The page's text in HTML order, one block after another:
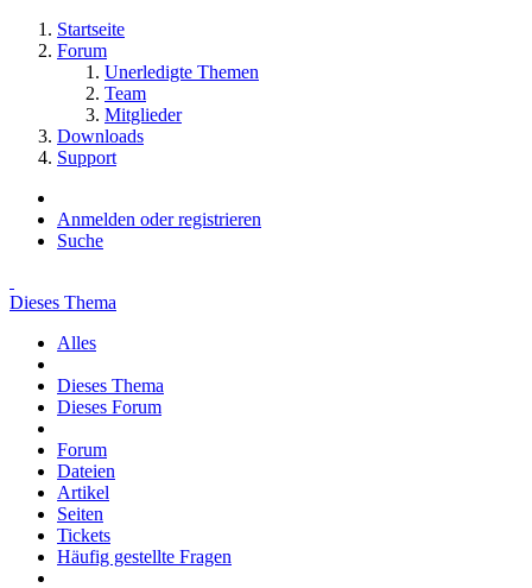
Startseite
Forum
Unerledigte Themen
Team
Mitglieder
Downloads
Support
Anmelden oder registrieren
Suche
Dieses Thema
Alles
Dieses Thema
Dieses Forum
Forum
Dateien
Artikel
Seiten
Tickets
Häufig gestellte Fragen